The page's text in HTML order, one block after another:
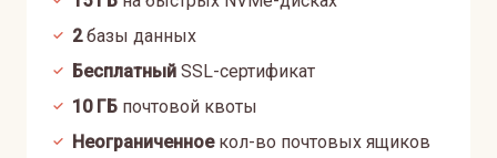
2базы данных
Бесплатный SSL-сертификат
10ГБ почтовой квоты
Неограниченноекол-во почтовых ящиков